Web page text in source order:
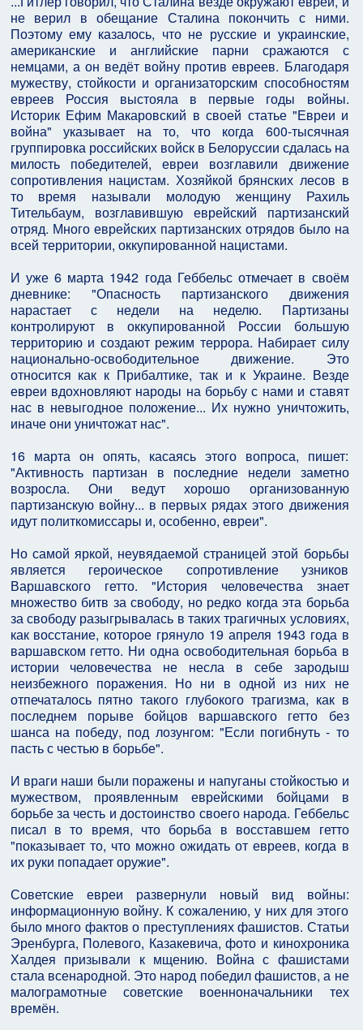
не верил в обещание Сталина покончить с ними.
Поэтому ему казалось, что не русские и украинские,
американские и английские парни сражаются с
немцами, а он ведёт войну против евреев. Благодаря
мужеству, стойкости и организаторским способностям
евреев Россия выстояла в первые годы войны.
Историк Ефим Макаровский в своей статье "Евреи и
война" указывает на то, что когда 600-тысячная
группировка российских войск в Белоруссии сдалась на
милость победителей, евреи возглавили движение
сопротивления нацистам. Хозяйкой брянских лесов в
то время называли молодую женщину Рахиль
Тительбаум, возглавившую еврейский партизанский
отряд. Много еврейских партизанских отрядов было на
всей территории, оккупированной нацистами.
И уже 6 марта 1942 года Геббельс отмечает в своём
дневнике: "Опасность партизанского движения
нарастает с недели на неделю. Партизаны
контролируют в оккупированной России большую
территорию и создают режим террора. Набирает силу
национально-освободительное движение. Это
относится как к Прибалтике, так и к Украине. Везде
евреи вдохновляют народы на борьбу с нами и ставят
нас в невыгодное положение... Их нужно уничтожить,
иначе они уничтожат нас".
16 марта он опять, касаясь этого вопроса, пишет:
"Активность партизан в последние недели заметно
возросла. Они ведут хорошо организованную
партизанскую войну... в первых рядах этого движения
идут политкомиссары и, особенно, евреи".
Но самой яркой, неувядаемой страницей этой борьбы
является героическое сопротивление узников
Варшавского гетто. "История человечества знает
множество битв за свободу, но редко когда эта борьба
за свободу разыгрывалась в таких трагичных условиях,
как восстание, которое грянуло 19 апреля 1943 года в
варшавском гетто. Ни одна освободительная борьба в
истории человечества не несла в себе зародыш
неизбежного поражения. Но ни в одной из них не
отпечаталось пятно такого глубокого трагизма, как в
последнем порыве бойцов варшавского гетто без
шанса на победу, под лозунгом: "Если погибнуть - то
пасть с честью в борьбе".
И враги наши были поражены и напуганы стойкостью и
мужеством, проявленным еврейскими бойцами в
борьбе за честь и достоинство своего народа. Геббельс
писал в то время, что борьба в восставшем гетто
"показывает то, что можно ожидать от евреев, когда в
их руки попадает оружие".
Советские евреи развернули новый вид войны:
информационную войну. К сожалению, у них для этого
было много фактов о преступлениях фашистов. Статьи
Эренбурга, Полевого, Казакевича, фото и кинохроника
Халдея призывали к мщению. Война с фашистами
стала всенародной. Это народ победил фашистов, а не
малограмотные советские военноначальники тех
времён.